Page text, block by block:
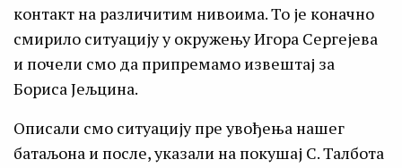
контакт на различитим нивоима. То је коначно
смирило ситуацију у окружењу Игора Сергејева
и почели смо да припремамо извештај за
Бориса Јељцина.
Описали смо ситуацију пре увођења нашег
батаљона и после, указали на покушај С. Талбота